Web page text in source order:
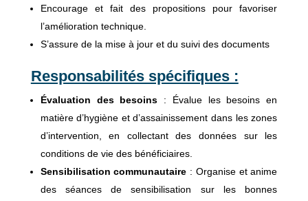
Encourage et fait des propositions pour favoriser
l’amélioration technique.
S’assure de la mise à jour et du suivi des documents
Responsabilités spécifiques :
Évaluation des besoins : Évalue les besoins en
matière d’hygiène et d’assainissement dans les zones
d’intervention, en collectant des données sur les
conditions de vie des bénéficiaires.
Sensibilisation communautaire : Organise et anime
des séances de sensibilisation sur les bonnes